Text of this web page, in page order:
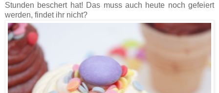
Stunden beschert hat! Das muss auch heute noch gefeiert
werden, findet ihr nicht?